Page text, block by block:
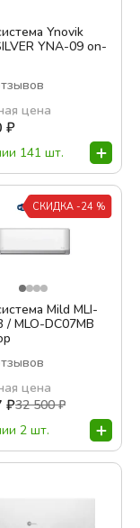
Ynovik
YNA-09 on-
цена
₽
141 шт.
СКИДКА -24 %
Mild MLI-
/ MLO-DC07MB
цена
₽32 500₽
2 шт.